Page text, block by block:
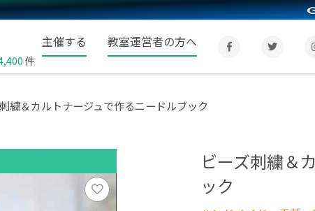
件
主催する 教室運営者の方へ
繍＆カルトナージュで作るニードルブック
ビーズ刺繍＆
ック